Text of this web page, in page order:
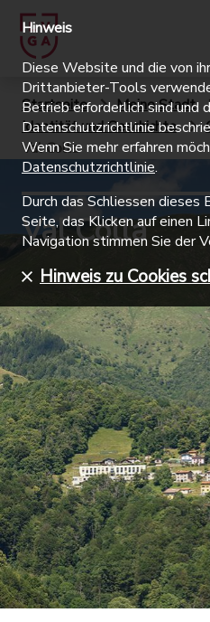
Startseite
Meine Stadt
Identität und Geschichte
Val Colla
Val Colla
Hinweis
Diese Website und die von
Drittanbieter-Tools
Betrieb erforderlich sind und
Datenschutzrichtlinie
Wenn Sie mehr erfahren
Datenschutzrichtlinie.
Durch das Schliessen dieses
Seite, das Klicken auf einen
Navigation stimmen Sie der
Hinweis zu Cookies